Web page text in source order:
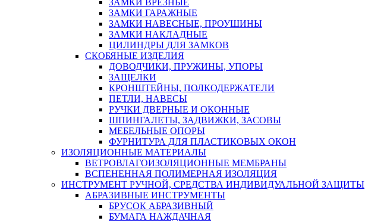
ЗАМКИ ВРЕЗНЫЕ
ЗАМКИ ГАРАЖНЫЕ
ЗАМКИ НАВЕСНЫЕ, ПРОУШИНЫ
ЗАМКИ НАКЛАДНЫЕ
ЦИЛИНДРЫ ДЛЯ ЗАМКОВ
СКОБЯНЫЕ ИЗДЕЛИЯ
ДОВОДЧИКИ, ПРУЖИНЫ, УПОРЫ
ЗАЩЕЛКИ
КРОНШТЕЙНЫ, ПОЛКОДЕРЖАТЕЛИ
ПЕТЛИ, НАВЕСЫ
РУЧКИ ДВЕРНЫЕ И ОКОННЫЕ
ШПИНГАЛЕТЫ, ЗАДВИЖКИ, ЗАСОВЫ
МЕБЕЛЬНЫЕ ОПОРЫ
ФУРНИТУРА ДЛЯ ПЛАСТИКОВЫХ ОКОН
ИЗОЛЯЦИОННЫЕ МАТЕРИАЛЫ
ВЕТРОВЛАГОИЗОЛЯЦИОННЫЕ МЕМБРАНЫ
ВСПЕНЕННАЯ ПОЛИМЕРНАЯ ИЗОЛЯЦИЯ
ИНСТРУМЕНТ РУЧНОЙ, СРЕДСТВА ИНДИВИДУАЛЬНОЙ ЗАЩИТЫ
АБРАЗИВНЫЕ ИНСТРУМЕНТЫ
БРУСОК АБРАЗИВНЫЙ
БУМАГА НАЖДАЧНАЯ